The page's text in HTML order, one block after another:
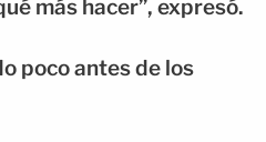
más hacer”, expresó.
poco antes de los